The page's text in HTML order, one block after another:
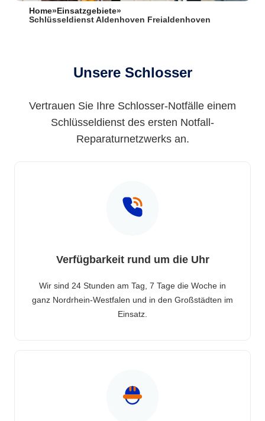
Home» Einsatzgebiete»
Schlüsseldienst Aldenhoven Freialdenhoven
Unsere Schlosser
Vertrauen Sie Ihre Schlosser-Notfälle einem
Schlüsseldienst des ersten Notfall-
Reparaturnetzwerks an.
Verfügbarkeit rund um die Uhr
Wir sind 24 Stunden am Tag, 7 Tage die Woche in
ganz Nordrhein-Westfalen und in den Großstädten im
Einsatz.